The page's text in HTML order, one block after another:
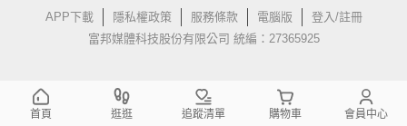
APP下載 隱私權政策 服務條款 電腦版
登入/註冊
富邦媒體科技股份有限公司 統編：27365925
首頁 逛逛 追蹤清單 購物車 會員中心